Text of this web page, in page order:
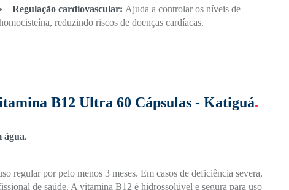
Regulação cardiovascular: Ajuda a controlar os níveis de
reduzindo riscos de doenças cardíacas.
B12 Ultra 60 Cápsulas - Katiguá.
água.
regular por pelo menos 3 meses. Em casos de deficiência severa,
de saúde. A vitamina B12 é hidrossolúvel e segura para uso